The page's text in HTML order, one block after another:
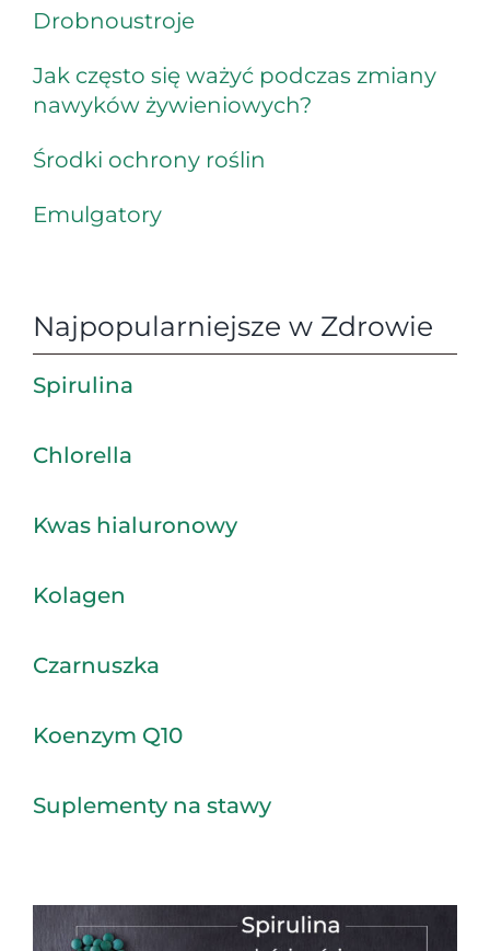
Drobnoustroje
Jak często się ważyć podczas zmiany
nawyków żywieniowych?
Środki ochrony roślin
Emulgatory
Najpopularniejsze w Zdrowie
Spirulina
Chlorella
Kwas hialuronowy
Kolagen
Czarnuszka
Koenzym Q10
Suplementy na stawy